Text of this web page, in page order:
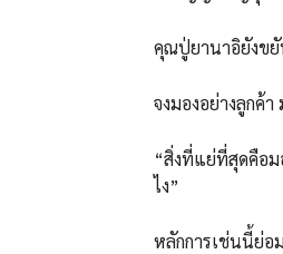
คุณปู่ยานาอิยังขยั
จงมองอย่างลูกค้
“สิ่งที่แย่ที่สุดคือม
ไง”
หลักการเช่นนี้ย่อ